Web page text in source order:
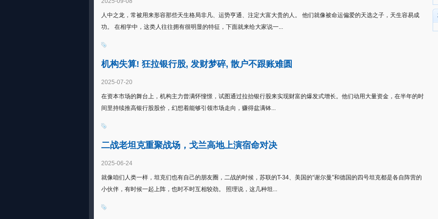
人中之龙，常被用来形容那些天生格局非凡、运势亨通、注定大富大贵的人。 他们就像被命运偏爱的天选之子，天生容易成
功。 在相学中，这类人往往拥有很明显的特征，下面就来给大家说一...
机构失算! 狂拉银行股, 发财梦碎, 散户不跟账难圆
2025-07-20
在资本市场的舞台上，机构主力曾满怀憧憬，试图通过拉抬银行股来实现财富的爆发式增长。他们动用大量资金，在半年的时
间里持续推高银行股股价，幻想着能够引领市场走向，赚得盆满钵...
二战老坦克重聚战场，戈兰高地上演宿命对决
2025-06-24
就像咱们人类一样，坦克们也有自己的朋友圈，二战的时候，苏联的T-34、美国的“谢尔曼”和德国的四号坦克都是各自阵营的
小伙伴，有时候一起上阵，也时不时互相较劲。 照理说，这几种坦...